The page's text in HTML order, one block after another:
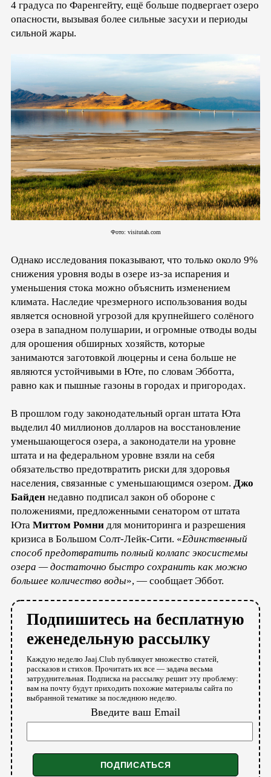
4 градуса по Фаренгейту, ещё больше подвергает озеро
опасности, вызывая более сильные засухи и периоды
сильной жары.
Фото: visitutah.com
Однако исследования показывают, что только около 9%
снижения уровня воды в озере из-за испарения и
уменьшения стока можно объяснить изменением
климата. Наследие чрезмерного использования воды
является основной угрозой для крупнейшего солёного
озера в западном полушарии, и огромные отводы воды
для орошения обширных хозяйств, которые
занимаются заготовкой люцерны и сена больше не
являются устойчивыми в Юте, по словам Эбботта,
равно как и пышные газоны в городах и пригородах.
В прошлом году законодательный орган штата Юта
выделил 40 миллионов долларов на восстановление
уменьшающегося озера, а законодатели на уровне
штата и на федеральном уровне взяли на себя
обязательство предотвратить риски для здоровья
населения, связанные с уменьшающимся озером. Джо
Байден недавно подписал закон об обороне с
положениями, предложенными сенатором от штата
Юта Миттом Ромни для мониторинга и разрешения
кризиса в Большом Солт-Лейк-Сити. «Единственный
способ предотвратить полный коллапс экосистемы
озера — достаточно быстро сохранить как можно
большее количество воды», — сообщает Эббот.
Подпишитесь на бесплатную
еженедельную рассылку
Каждую неделю Jaaj.Club публикует множество статей,
рассказов и стихов. Прочитать их все — задача весьма
затруднительная. Подписка на рассылку решит эту проблему:
вам на почту будут приходить похожие материалы сайта по
выбранной тематике за последнюю неделю.
Введите ваш Email